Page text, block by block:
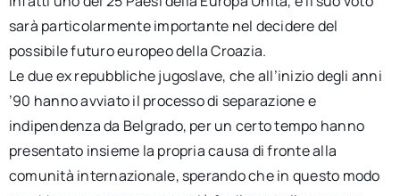
sarà particolarmente importante nel decidere del
possibile futuro europeo della Croazia.
Le due ex repubbliche jugoslave, che all’inizio degli anni
’90 hanno avviato il processo di separazione e
indipendenza da Belgrado, per un certo tempo hanno
presentato insieme la propria causa di fronte alla
comunità internazionale, sperando che in questo modo